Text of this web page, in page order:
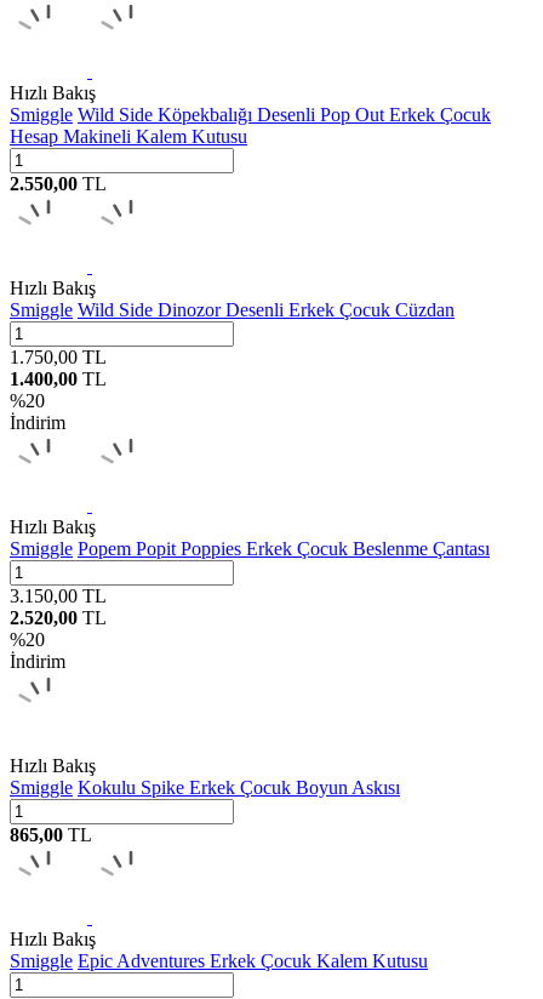
Hızlı Bakış
Smiggle Wild Side Köpekbalığı Desenli Pop Out Erkek Çocuk
Hesap Makineli Kalem Kutusu
2.550,00 TL
Hızlı Bakış
Smiggle Wild Side Dinozor Desenli Erkek Çocuk Cüzdan
1.750,00 TL
1.400,00 TL
%20
İndirim
Hızlı Bakış
Smiggle Popem Popit Poppies Erkek Çocuk Beslenme Çantası
3.150,00 TL
2.520,00 TL
%20
İndirim
Hızlı Bakış
Smiggle Kokulu Spike Erkek Çocuk Boyun Askısı
865,00 TL
Hızlı Bakış
Smiggle Epic Adventures Erkek Çocuk Kalem Kutusu